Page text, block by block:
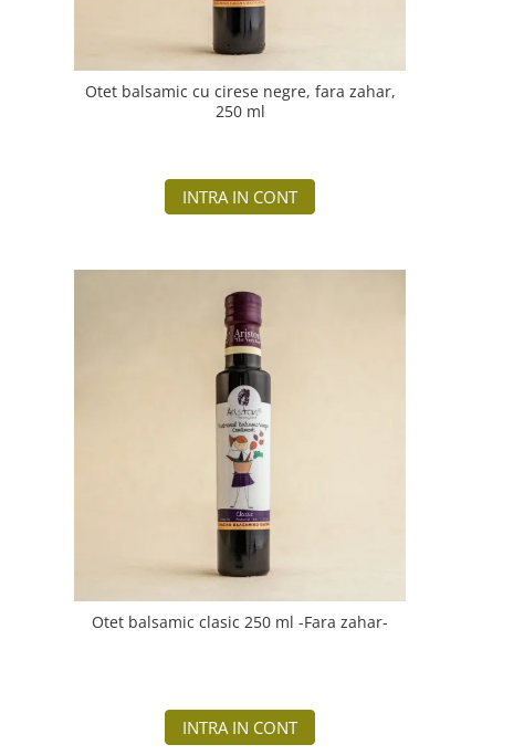
Otet balsamic cu cirese negre, fara zahar,
250 ml
INTRA IN CONT
Otet balsamic clasic 250 ml -Fara zahar-
INTRA IN CONT